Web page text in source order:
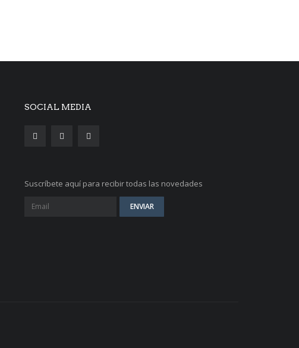
SOCIAL MEDIA
Suscríbete aquí para recibir todas las novedades